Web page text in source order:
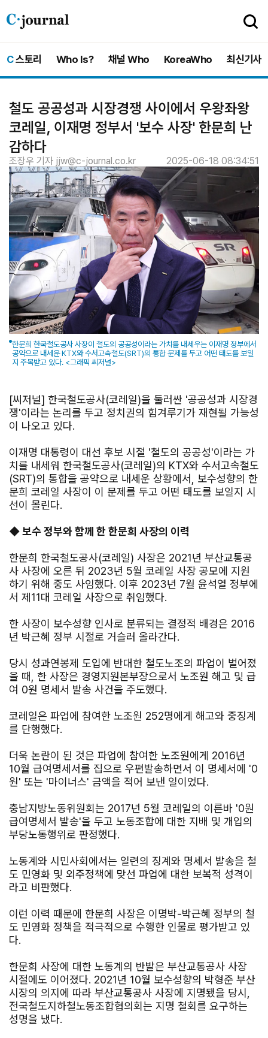
C-
journal
C스토리 Who Is? 채널 Who KoreaWho 최신기사
철도 공공성과 시장경쟁 사이에서 우왕좌왕
코레일, 이재명 정부서 '보수 사장' 한문희 난
감하다
조장우 기자 jjw@c-journal.co.kr 2025-06-18 08:34:51
한문희 한국철도공사 사장이 철도의 공공성이라는 가치를 내세우는 이재명 정부에서
공약으로 내세운 KTX와 수서고속철도(SRT)의 통합 문제를 두고 어떤 태도를 보일
지 주목받고 있다. <그래픽 씨저널>
[씨저널] 한국철도공사(코레일)을 둘러싼 '공공성과 시장경
쟁'이라는 논리를 두고 정치권의 힘겨루기가 재현될 가능성
이 나오고 있다.
이재명 대통령이 대선 후보 시절 '철도의 공공성'이라는 가
치를 내세워 한국철도공사(코레일)의 KTX와 수서고속철도
(SRT)의 통합을 공약으로 내세운 상황에서, 보수성향의 한
문희 코레일 사장이 이 문제를 두고 어떤 태도를 보일지 시
선이 몰린다.
◆ 보수 정부와 함께 한 한문희 사장의 이력
한문희 한국철도공사(코레일) 사장은 2021년 부산교통공
사 사장에 오른 뒤 2023년 5월 코레일 사장 공모에 지원
하기 위해 중도 사임했다. 이후 2023년 7월 윤석열 정부에
서 제11대 코레일 사장으로 취임했다.
한 사장이 보수성향 인사로 분류되는 결정적 배경은 2016
년 박근혜 정부 시절로 거슬러 올라간다.
당시 성과연봉제 도입에 반대한 철도노조의 파업이 벌어졌
을 때, 한 사장은 경영지원본부장으로서 노조원 해고 및 급
여 0원 명세서 발송 사건을 주도했다.
코레일은 파업에 참여한 노조원 252명에게 해고와 중징계
를 단행했다.
더욱 논란이 된 것은 파업에 참여한 노조원에게 2016년
10월 급여명세서를 집으로 우편발송하면서 이 명세서에 '0
원' 또는 '마이너스' 금액을 적어 보낸 일이었다.
충남지방노동위원회는 2017년 5월 코레일의 이른바 '0원
급여명세서 발송'을 두고 노동조합에 대한 지배 및 개입의
부당노동행위로 판정했다.
노동계와 시민사회에서는 일련의 징계와 명세서 발송을 철
도 민영화 및 외주정책에 맞선 파업에 대한 보복적 성격이
라고 비판했다.
이런 이력 때문에 한문희 사장은 이명박-박근혜 정부의 철
도 민영화 정책을 적극적으로 수행한 인물로 평가받고 있
다.
한문희 사장에 대한 노동계의 반발은 부산교통공사 사장
시절에도 이어졌다. 2021년 10월 보수성향의 박형준 부산
시장의 의지에 따라 부산교통공사 사장에 지명됐을 당시,
전국철도지하철노동조합협의회는 지명 철회를 요구하는
성명을 냈다.